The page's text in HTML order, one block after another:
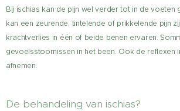
Bij ischias kan de pijn wel verder tot in de voeten
kan een zeurende, tintelende of prikkelende pijn
krachtverlies in één of beide benen ervaren.
gevoelsstoornissen in het been. Ook de reflexen
afnemen.
De behandeling van ischias?